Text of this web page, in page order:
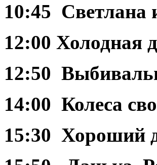
10:45 Светлана
12:00 Холодная
12:50
14:00 Колеса
15:30 Хороший